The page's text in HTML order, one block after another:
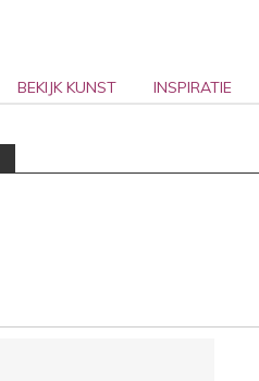
BEKIJK KUNST INSPIRATIE